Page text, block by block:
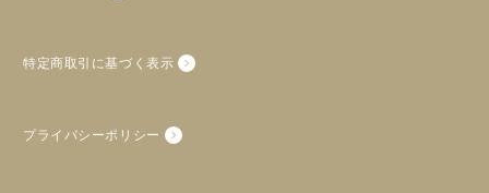
特定商取引に基づく表示
プライバシーポリシー